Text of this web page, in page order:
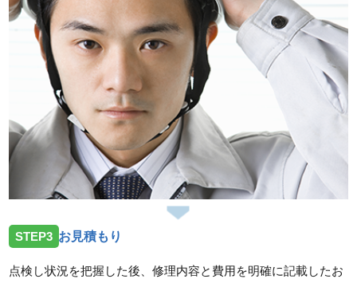
けお伺いしました。
スタッフの修理報告や事例の一覧はこちら
STEP3 お見積もり
点検し状況を把握した後、修理内容と費用を明確に記載したお